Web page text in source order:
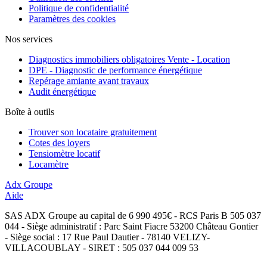
Politique de confidentialité
Paramètres des cookies
Nos services
Diagnostics immobiliers obligatoires Vente - Location
DPE - Diagnostic de performance énergétique
Repérage amiante avant travaux
Audit énergétique
Boîte à outils
Trouver son locataire gratuitement
Cotes des loyers
Tensiomètre locatif
Locamètre
Adx Groupe
Aide
SAS ADX Groupe au capital de 6 990 495€ - RCS Paris B 505 037
044 - Siège administratif : Parc Saint Fiacre 53200 Château Gontier
- Siège social : 17 Rue Paul Dautier - 78140 VELIZY-
VILLACOUBLAY - SIRET : 505 037 044 009 53